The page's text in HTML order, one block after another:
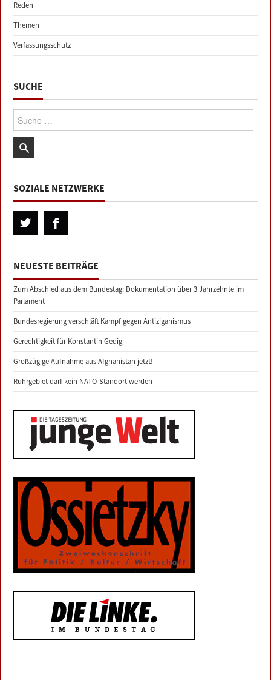
Reden
Themen
Verfassungsschutz
SUCHE
Suche:
SOZIALE NETZWERKE
NEUESTE BEITRÄGE
Zum Abschied aus dem Bundestag: Dokumentation über 3 Jahrzehnte im
Parlament
Bundesregierung verschläft Kampf gegen Antiziganismus
Gerechtigkeit für Konstantin Gedig
Großzügige Aufnahme aus Afghanistan jetzt!
Ruhrgebiet darf kein NATO-Standort werden